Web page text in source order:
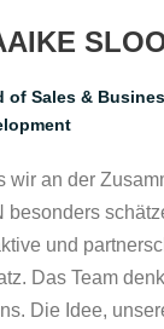
of Sales &
wir an der
besonders
und
Das Team
Die Idee,